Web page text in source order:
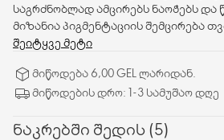
საგრძნობლად ამცირებს ნაოჭებს და
მიზანია პიგმენტაციის შემცირება
მიდამოში. ანიჭებს კანს
შეიტყვე მეტი
მიწოდება 6,00 GEL ლარიდან.
მიწოდების დრო: 1-3 სამუშაო დღე
ნაკრებში შედის (5)